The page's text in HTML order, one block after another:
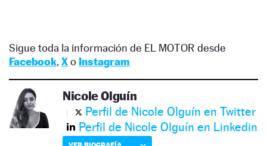
Sigue toda la información de EL MOTOR desde
Facebook, Xo Instagram
Nicole Olguín
Perfil de Nicole Olguín en Twitter
Perfil de Nicole Olguín en Linkedin